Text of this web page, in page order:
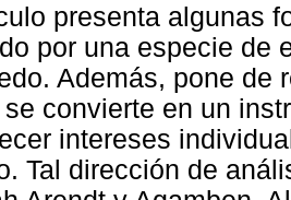
presenta algunas
por una especie de
Además, pone de
convierte en un
intereses
Tal dirección de